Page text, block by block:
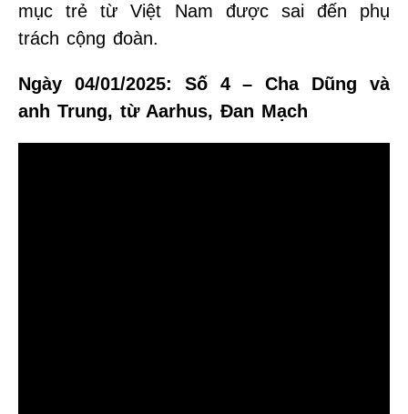
mục trẻ từ Việt Nam được sai đến phụ
trách cộng đoàn.
Ngày 04/01/2025: Số 4 – Cha Dũng và
anh Trung, từ Aarhus, Đan Mạch